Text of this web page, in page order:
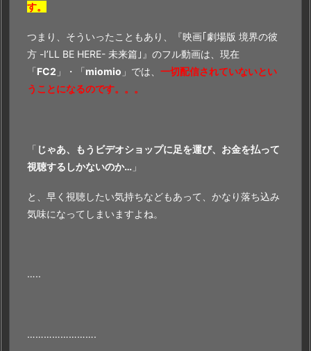
す。
つまり、そういったこともあり、『映画｢劇場版 境界の彼
方 -I’LL BE HERE- 未来篇｣』のフル動画は、現在
「FC2 」・「miomio 」では、 一切配信されていないとい
うことになるのです。。。
「 じゃあ、もうビデオショップに足を運び、お金を払って
視聴するしかないのか… 」
と、早く視聴したい気持ちなどもあって、かなり落ち込み
気味になってしまいますよね。
…..
…………………….